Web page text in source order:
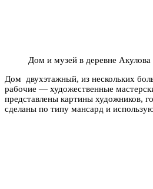
Дом и музей в деревне
Дом двухэтажный, из нескольких
рабочие — художественные
представлены картины художников,
сделаны по типу мансард и